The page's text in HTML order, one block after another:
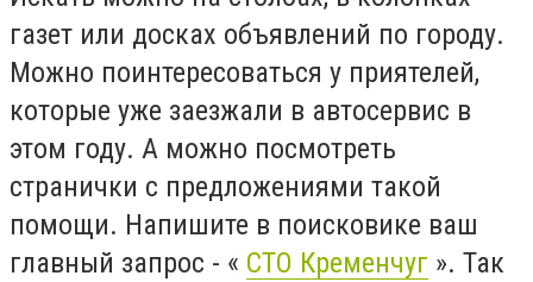
газет или досках объявлений по городу.
Можно поинтересоваться у приятелей,
которые уже заезжали в автосервис в
этом году. А можно посмотреть
странички с предложениями такой
помощи. Напишите в поисковике ваш
главный запрос - « СТО Кременчуг ». Так